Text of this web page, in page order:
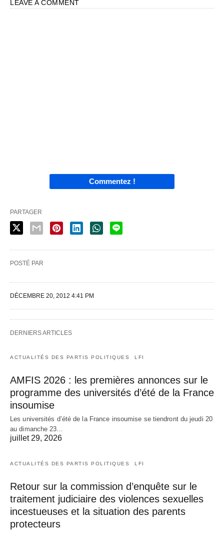
LEAVE A COMMENT
Commentez !
PARTAGER
POSTÉ PAR
DÉCEMBRE 20, 2012 4:41 PM
DERNIERS ARTICLES
ACTUALITÉS DES PARTIS POLITIQUES LFI
AMFIS 2026 : les premières annonces sur le
programme des universités d’été de la France
insoumise
Les universités d’été de la France insoumise se tiendront du jeudi 20
au dimanche 23…
juillet 29, 2026
ACTUALITÉS DES PARTIS POLITIQUES LFI
Retour sur la commission d’enquête sur le
traitement judiciaire des violences sexuelles
incestueuses et la situation des parents
protecteurs